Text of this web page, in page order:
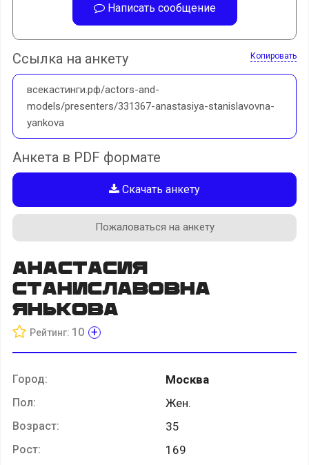
Написать сообщение
Ссылка на анкету Копировать
всекастинги.рф/actors-and-
models/presenters/331367-anastasiya-stanislavovna-
yankova
Анкета в PDF формате
Скачать анкету
Пожаловаться на анкету
Анастасия
Станиславовна
Янькова
Рейтинг: 10 +
Город: Москва
Пол: Жен.
Возраст: 35
Рост: 169